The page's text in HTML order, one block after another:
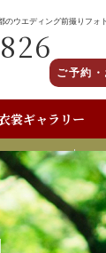
のウエディング前撮りフォト
ご予約
裳ギャラリー